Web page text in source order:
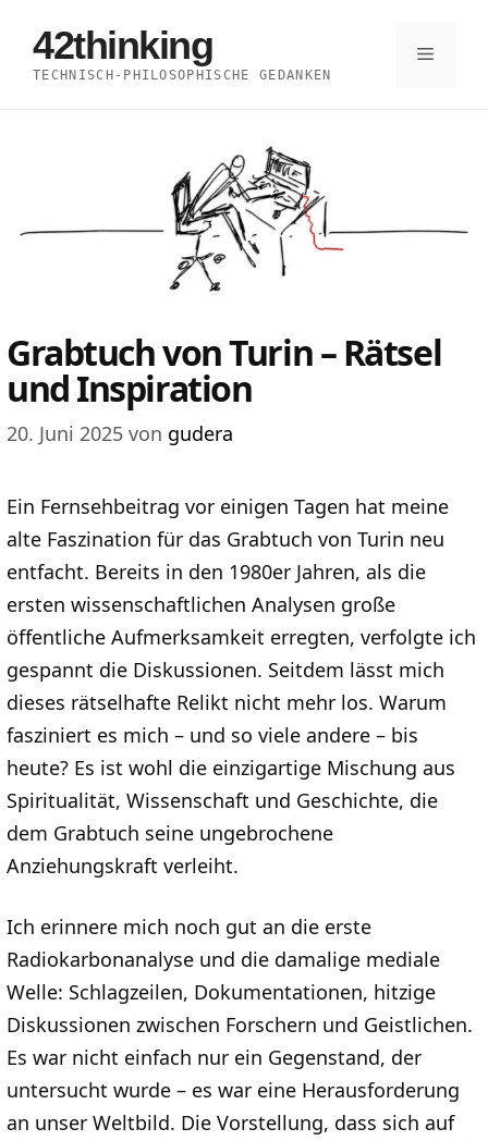
Inhalt
springen
42thinking
TECHNISCH-PHILOSOPHISCHE GEDANKEN
Menü
Grabtuch von Turin – Rätsel
und Inspiration
20. Juni 2025 von gudera
Ein Fernsehbeitrag vor einigen Tagen hat meine
alte Faszination für das Grabtuch von Turin neu
entfacht. Bereits in den 1980er Jahren, als die
ersten wissenschaftlichen Analysen große
öffentliche Aufmerksamkeit erregten, verfolgte ich
gespannt die Diskussionen. Seitdem lässt mich
dieses rätselhafte Relikt nicht mehr los. Warum
fasziniert es mich – und so viele andere – bis
heute? Es ist wohl die einzigartige Mischung aus
Spiritualität, Wissenschaft und Geschichte, die
dem Grabtuch seine ungebrochene
Anziehungskraft verleiht.
Ich erinnere mich noch gut an die erste
Radiokarbonanalyse und die damalige mediale
Welle: Schlagzeilen, Dokumentationen, hitzige
Diskussionen zwischen Forschern und Geistlichen.
Es war nicht einfach nur ein Gegenstand, der
untersucht wurde – es war eine Herausforderung
an unser Weltbild. Die Vorstellung, dass sich auf